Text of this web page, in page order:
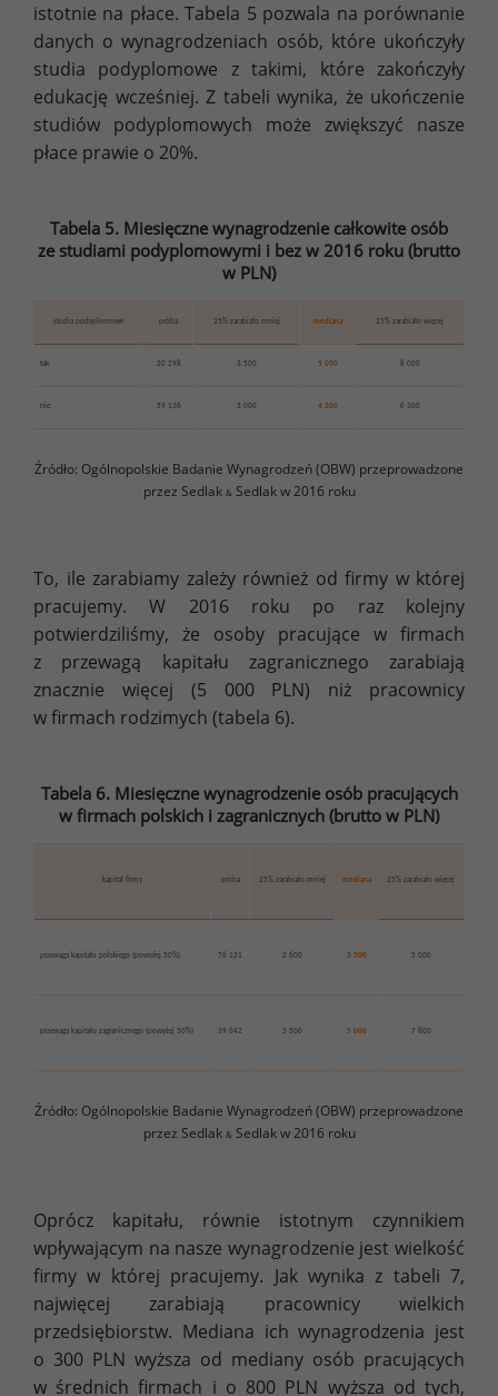
istotnie na płace. Tabela 5 pozwala na porównanie
danych o wynagrodzeniach osób, które ukończyły
studia podyplomowe z takimi, które zakończyły
edukację wcześniej. Z tabeli wynika, że ukończenie
studiów podyplomowych może zwiększyć nasze
płace prawie o 20%.
Tabela 5. Miesięczne wynagrodzenie całkowite osób
ze studiami podyplomowymi i bez w 2016 roku (brutto
w PLN)
studia podyplomowe próba 25% zarabiało mniej mediana 25% zarabiało więcej
tak 20 298 3 500 5 000 8 000
nie 59 136 3 000 4 200 6 300
Źródło: Ogólnopolskie Badanie Wynagrodzeń (OBW) przeprowadzone
przez Sedlak &Sedlak w 2016 roku
To, ile zarabiamy zależy również od firmy w której
pracujemy. W 2016 roku po raz kolejny
potwierdziliśmy, że osoby pracujące w firmach
z przewagą kapitału zagranicznego zarabiają
znacznie więcej (5 000 PLN) niż pracownicy
w firmach rodzimych (tabela 6).
Tabela 6. Miesięczne wynagrodzenie osób pracujących
w firmach polskich i zagranicznych (brutto w PLN)
kapitał firmy próba 25% zarabiało mniej mediana 25% zarabiało więcej
przewaga kapitału polskiego (powyżej 50%) 76 121 2 600 3 500 5 000
przewaga kapitału zagranicznego (powyżej 50%) 39 042 3 500 5 000 7 800
Źródło: Ogólnopolskie Badanie Wynagrodzeń (OBW) przeprowadzone
przez Sedlak &Sedlak w 2016 roku
Oprócz kapitału, równie istotnym czynnikiem
wpływającym na nasze wynagrodzenie jest wielkość
firmy w której pracujemy. Jak wynika z tabeli 7,
najwięcej zarabiają pracownicy wielkich
przedsiębiorstw. Mediana ich wynagrodzenia jest
o 300 PLN wyższa od mediany osób pracujących
w średnich firmach i o 800 PLN wyższa od tych,